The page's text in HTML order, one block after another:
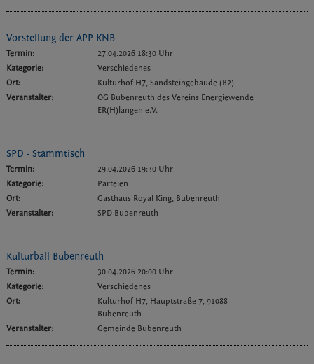
Vorstellung der APP KNB
Termin:
27.04.2026 18:30 Uhr
Kategorie:
Verschiedenes
Ort:
Kulturhof H7, Sandsteingebäude (B2)
Veranstalter:
OG Bubenreuth des Vereins Energiewende
ER(H)langen e.V.
SPD - Stammtisch
Termin:
29.04.2026 19:30 Uhr
Kategorie:
Parteien
Ort:
Gasthaus Royal King, Bubenreuth
Veranstalter:
SPD Bubenreuth
Kulturball Bubenreuth
Termin:
30.04.2026 20:00 Uhr
Kategorie:
Verschiedenes
Ort:
Kulturhof H7, Hauptstraße 7, 91088
Bubenreuth
Veranstalter:
Gemeinde Bubenreuth